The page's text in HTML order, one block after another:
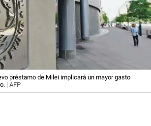
préstamo de Milei implicará un mayor gasto
| AFP